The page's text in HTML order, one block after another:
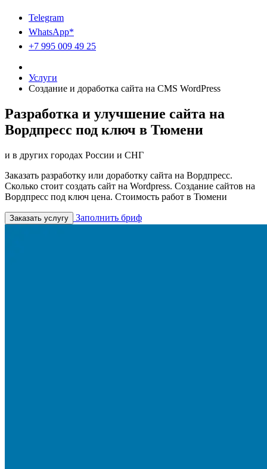
Telegram
WhatsApp*
+7 995 009 49 25
Услуги
Создание и доработка сайта на CMS WordPress
Разработка и улучшение сайта на
Вордпресс под ключ в Тюмени
и в других городах России и СНГ
Заказать разработку или доработку сайта на Вордпресс.
Сколько стоит создать сайт на Wordpress. Создание сайтов на
Вордпресс под ключ цена. Стоимость работ в Тюмени
Заказать услугу Заполнить бриф